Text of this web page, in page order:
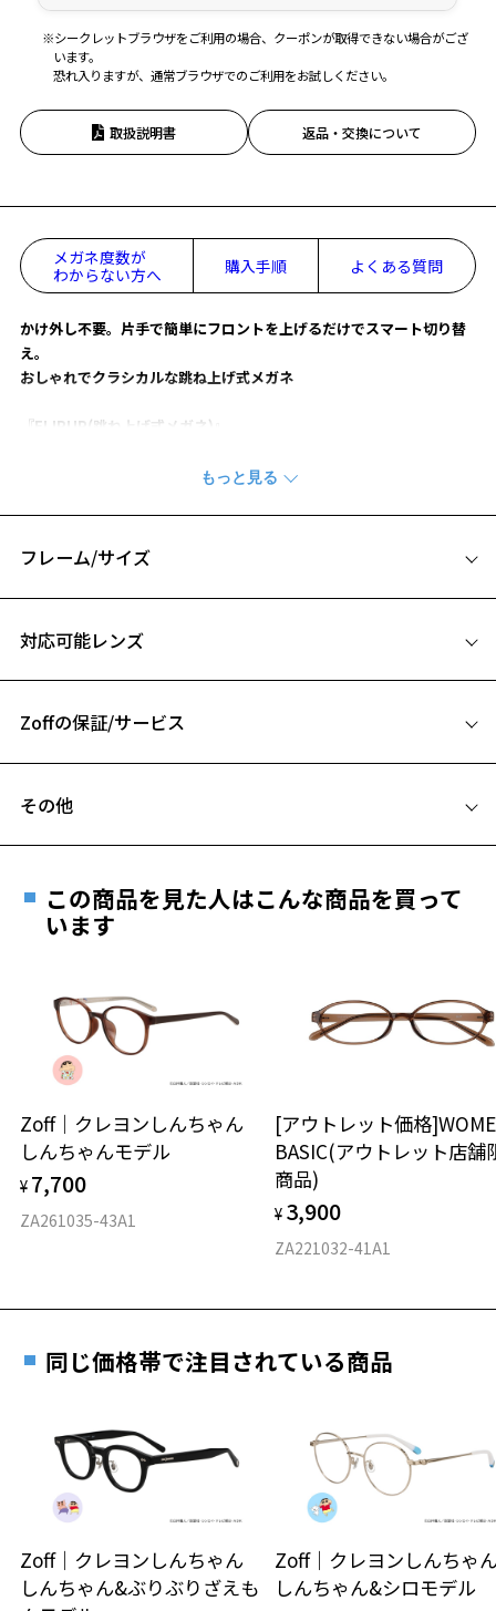
※シークレットブラウザをご利用の場合、クーポンが取得できない場合がござ
います。
恐れ入りますが、通常ブラウザでのご利用をお試しください。
取扱説明書 返品・交換について
メガネ度数が
わからない方へ
購入手順 よくある質問
かけ外し不要。片手で簡単にフロントを上げるだけでスマート切り替
え。
おしゃれでクラシカルな跳ね上げ式メガネ
『FLIPUP(跳ね上げ式メガネ)』
普段はフロントを下げてメガネとして日常使い。
手元に目を落とすときはフロントを押し上げて裸眼で(※1)。
眉のラインが印象的なサーモントタイプは、様々なシーンで着用可能
です。
【スタイリングポイント】
カジュアルな洋服はもちろん、スーツやシャツにも合わせることで着
フロント部にお好きなカラーレンズを入れてサングラスにカスタマイ
※度数によっては作製できない場合がございます。
FLIP UP ページをみる
フレーム/サイズ
B ブリッジ(鼻部分)の横幅：19mm
お持ちのZoffメガネサイズを確認するには？
仕上がり寸法
D 仕上がりの横幅：約141mm
31.1g
※着脱式サングラス：デモレンズ、アタッチメント込みの重さ
タイプ
材質
対応可能レンズ
フレームとレンズの合計料金を知りたい方へ
Zoffの保証/サービス
安心1 フレーム１年間品質保証
きます。
※保証期間内に交換が行われた場合、保証期間は初期の期間から
延長されません。
安心2 視力測定無料
視力の変化を早めに発見するために、定期的な視
力測定をおすすめいたします。
安心3 かかり具合調整無料
す。
その他
ご希望のお客さまは、「レンズ交換券」をお選びのうえ、
最寄りのZoff実店舗にてレンズをお買い求めください。
※サングラスやパッケージ品では「レンズ交換券」はお選び
談ください。
＜メガネの度数情報がわからない方へ＞
オンラインストアでフレームのみ購入して、
実店舗で度付きにできます
ご購入時に「レンズ交換券」をお選びいただくと、実店舗で
度数を測定のうえ、度付きレンズ（標準セットレンズ）へ無
実店舗で度数を測定いただけます
お近くのZoff実店舗にて度数を測定いただけます（無料）。
その際は記入用紙をダウンロードしてお使いください。
この商品を見た人はこんな商品を買って
います
Zoff｜クレヨンしんちゃん
しんちゃんモデル
¥ 7,700
ZA261035-43A1
[アウトレット価格
BASIC(アウトレット店舗
商品)
¥ 3,900
ZA221032-41A1
同じ価格帯で注目されている商品
Zoff｜クレヨンしんちゃん
しんちゃん&ぶりぶりざえも
Zoff｜クレヨンしんち
しんちゃん&シロモデル